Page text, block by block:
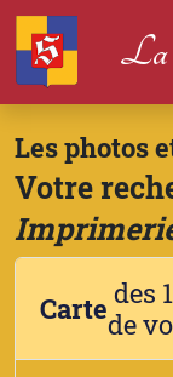
La
Les photos
Votre
Carte des
de